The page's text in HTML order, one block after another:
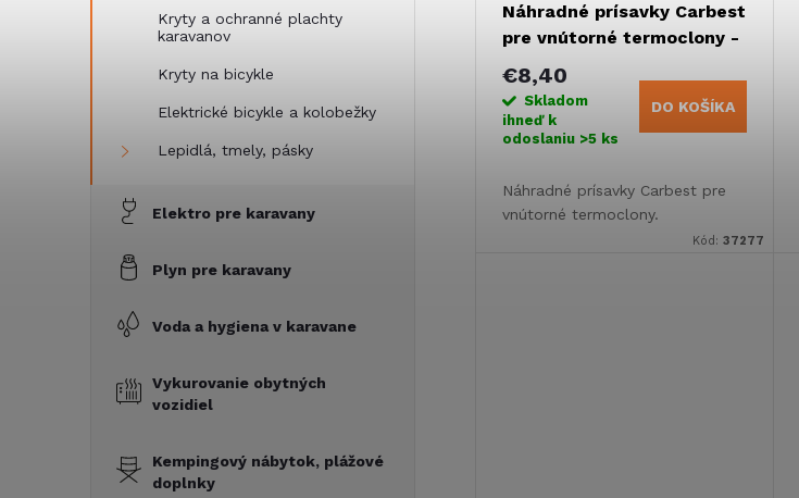
Kryty a ochranné plachty
karavanov
Kryty na bicykle
Elektrické bicykle a kolobežky
Lepidlá, tmely, pásky
Elektro pre karavany
Plyn pre karavany
Voda a hygiena v karavane
Vykurovanie obytných
vozidiel
Kempingový nábytok, plážové
doplnky
Náhradné prísavky Carbest
pre vnútorné termoclony -
10 ks
€8,40
Skladom
ihneď k
odoslaniu >5 ks
DO KOŠÍKA
Náhradné prísavky Carbest pre
vnútorné termoclony.
Kód:37277